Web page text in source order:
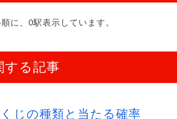
に、0駅表示しています。
する記事
じの種類と当たる確率